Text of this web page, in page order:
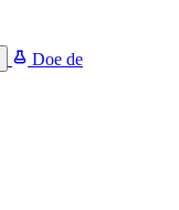
Doe de